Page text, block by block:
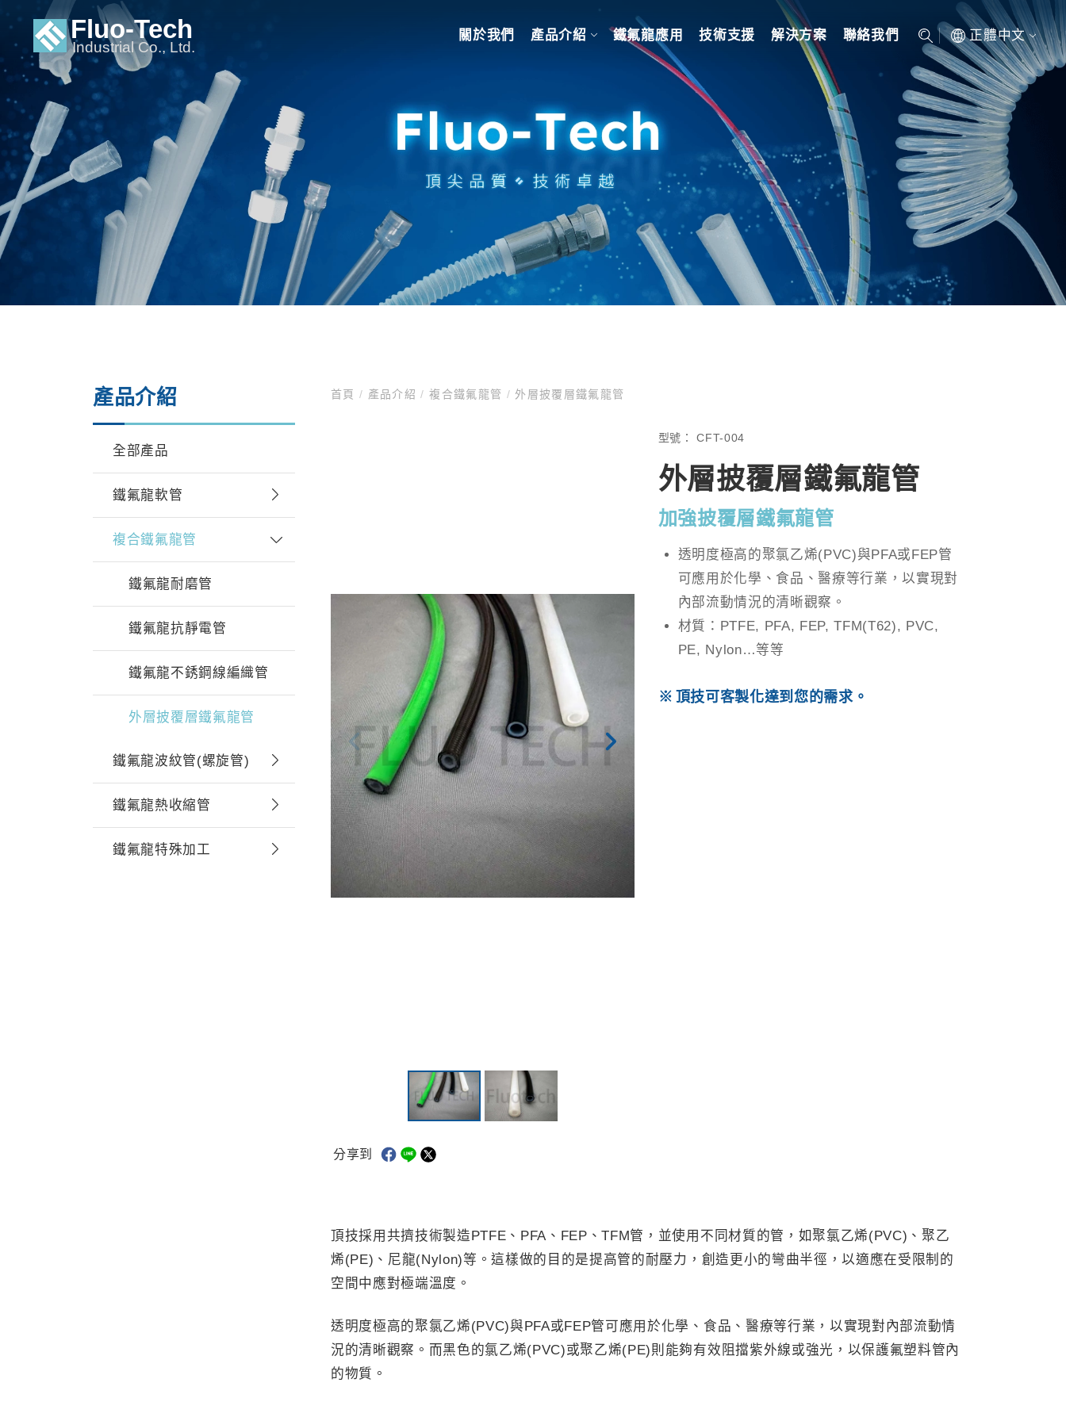
關於我們 產品介紹 鐵氟龍應用 技術支援 解決方案 聯絡我們 正體中文
產品介紹
全部產品
鐵氟龍軟管
複合鐵氟龍管
鐵氟龍耐磨管
鐵氟龍抗靜電管
鐵氟龍不銹鋼線編織管
外層披覆層鐵氟龍管
鐵氟龍波紋管(螺旋管)
鐵氟龍熱收縮管
鐵氟龍特殊加工
首頁/ 產品介紹/ 複合鐵氟龍管 / 外層披覆層鐵氟龍管
分享到
型號：CFT-004
外層披覆層鐵氟龍管
加強披覆層鐵氟龍管
透明度極高的聚氯乙烯(PVC)與PFA或FEP管
可應用於化學、食品、醫療等行業，以實現對
內部流動情況的清晰觀察。
材質：PTFE, PFA, FEP, TFM(T62), PVC,
PE, Nylon…等等
頂技可客製化達到您的需求。
頂技採用共擠技術製造PTFE、PFA、FEP、TFM管，並使用不同材質的管，如聚氯乙烯(PVC)、聚乙
烯(PE)、尼龍(Nylon)等。這樣做的目的是提高管的耐壓力，創造更小的彎曲半徑，以適應在受限制的
空間中應對極端溫度。
透明度極高的聚氯乙烯(PVC)與PFA或FEP管可應用於化學、食品、醫療等行業，以實現對內部流動情
況的清晰觀察。而黑色的氯乙烯(PVC)或聚乙烯(PE)則能夠有效阻擋紫外線或強光，以保護氟塑料管內
的物質。